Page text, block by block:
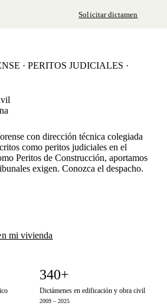
Solicitar dictamen
· PERITOS JUDICIALES ·
con dirección técnica colegiada
como peritos judiciales en el
Peritos de Construcción, aportamos
exigen. Conozca el despacho.
mi vivienda
340+
Dictámenes en edificación y obra civil
2009 – 2025